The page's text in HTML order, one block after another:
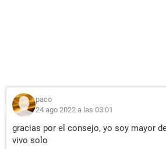
paco
24 ago 2022 a las 03:01
gracias por el consejo, yo soy mayor
vivo solo